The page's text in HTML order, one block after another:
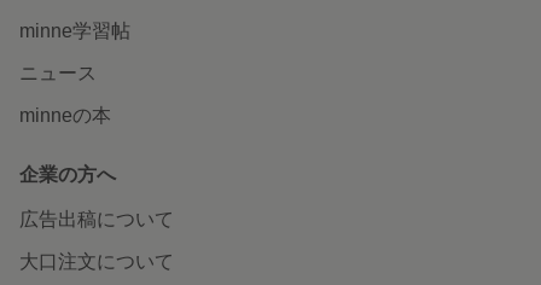
minne学習帖
ニュース
minneの本
企業の方へ
広告出稿について
大口注文について